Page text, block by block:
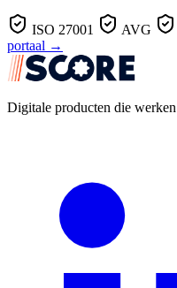
ISO 27001 AVG
portaal →
Digitale producten die werken